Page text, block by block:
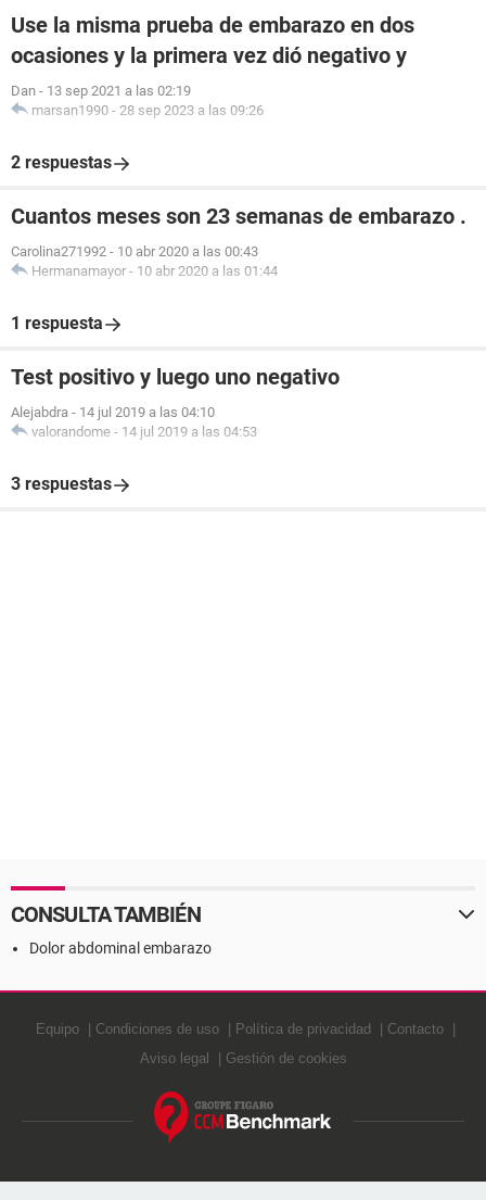
Use la misma prueba de embarazo en dos
ocasiones y la primera vez dió negativo y
Dan - 13 sep 2021 a las 02:19
marsan1990 - 28 sep 2023 a las 09:26
2 respuestas
Cuantos meses son 23 semanas de embarazo .
Carolina271992 - 10 abr 2020 a las 00:43
Hermanamayor - 10 abr 2020 a las 01:44
1 respuesta
Test positivo y luego uno negativo
Alejabdra - 14 jul 2019 a las 04:10
valorandome - 14 jul 2019 a las 04:53
3 respuestas
CONSULTA TAMBIÉN
Dolor abdominal embarazo
Equipo Condiciones de uso Política de privacidad
Contacto
Aviso legal
Gestión de cookies